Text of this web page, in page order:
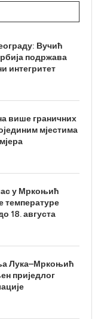
Вучић
подржава
интегритет
више граничних
мјестима
у Мркоњић
температуре
18. августа
Лука–Мркоњић
приједлог